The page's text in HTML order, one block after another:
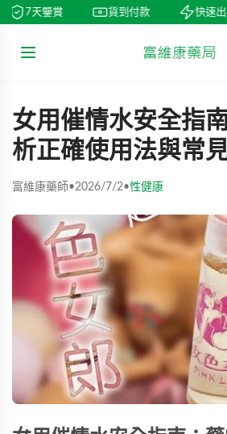
7天鑒賞 貨到付款 快速出
女用催情水安全指
析正確使用法與常
富維康藥師•2026/7/2•性健康